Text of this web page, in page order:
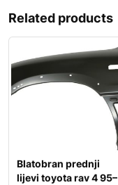
Related products
Blatobran prednji
lijevi toyota rav 4 95–